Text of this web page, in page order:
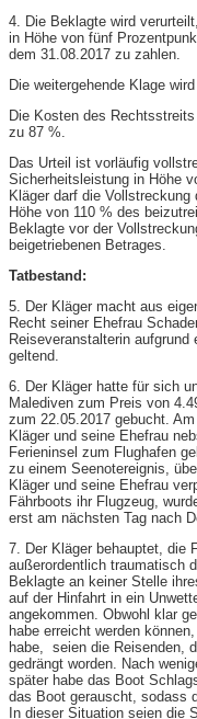
4. Die Beklagte wird
in Höhe von fünf
dem 31.08.2017 zu zahlen.
Die weitergehende Klage wird
Die Kosten des
zu 87 %.
Das Urteil ist vorläufig
Sicherheitsleistung in Höhe
Kläger darf die
Höhe von 110 % des
Beklagte vor der
beigetriebenen Betrages.
Tatbestand:
5. Der Kläger macht aus
Recht seiner Ehefrau
Reiseveranstalterin
geltend.
6. Der Kläger hatte für sich
Malediven zum Preis von
zum 22.05.2017 gebucht.
Kläger und seine Ehefrau
Ferieninsel zum Flughafen
zu einem Seenotereignis,
Kläger und seine Ehefrau
Fährboots ihr Flugzeug,
erst am nächsten Tag nach
7. Der Kläger behauptet, die
außerordentlich traumatisch
Beklagte an keiner Stelle
auf der Hinfahrt in ein
angekommen. Obwohl klar
habe erreicht werden
habe, seien die Reisenden,
gedrängt worden. Nach
später habe das Boot
das Boot gerauscht, sodass
In dieser Situation seien die